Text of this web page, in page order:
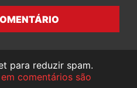
para reduzir spam.
comentários são